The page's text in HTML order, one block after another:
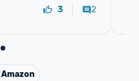
3 2
Amazon